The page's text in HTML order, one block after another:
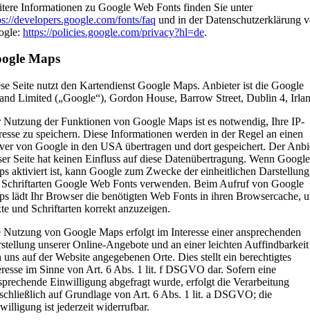
Informationen zu Google Web Fonts finden Sie unter
developers.google.com/fonts/faq und in der Datenschutzerklärung
https://policies.google.com/privacy?hl=de.
Maps
Seite nutzt den Kartendienst Google Maps. Anbieter ist die Google
Limited („Google“), Gordon House, Barrow Street, Dublin 4,
Nutzung der Funktionen von Google Maps ist es notwendig, Ihre IP-
zu speichern. Diese Informationen werden in der Regel an einen
von Google in den USA übertragen und dort gespeichert. Der
Seite hat keinen Einfluss auf diese Datenübertragung. Wenn Google
aktiviert ist, kann Google zum Zwecke der einheitlichen Darstellung
Google Web Fonts verwenden. Beim Aufruf von Google
lädt Ihr Browser die benötigten Web Fonts in ihren Browsercache,
und Schriftarten korrekt anzuzeigen.
Nutzung von Google Maps erfolgt im Interesse einer ansprechenden
unserer Online-Angebote und an einer leichten
uns auf der Website angegebenen Orte. Dies stellt ein berechtigtes
im Sinne von Art. 6 Abs. 1 lit. f DSGVO dar. Sofern eine
Einwilligung abgefragt wurde, erfolgt die Verarbeitung
auf Grundlage von Art. 6 Abs. 1 lit. a DSGVO; die
ist jederzeit widerrufbar.